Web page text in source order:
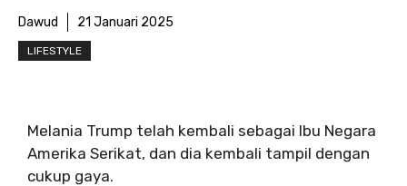
Dawud 21 Januari 2025
LIFESTYLE
Melania Trump telah kembali sebagai Ibu Negara
Amerika Serikat, dan dia kembali tampil dengan
cukup gaya.